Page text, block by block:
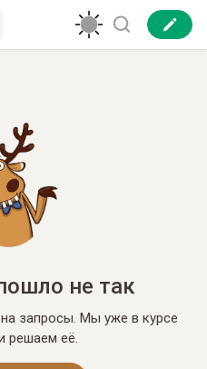
не так
запросы. Мы уже в курсе
решаем её.